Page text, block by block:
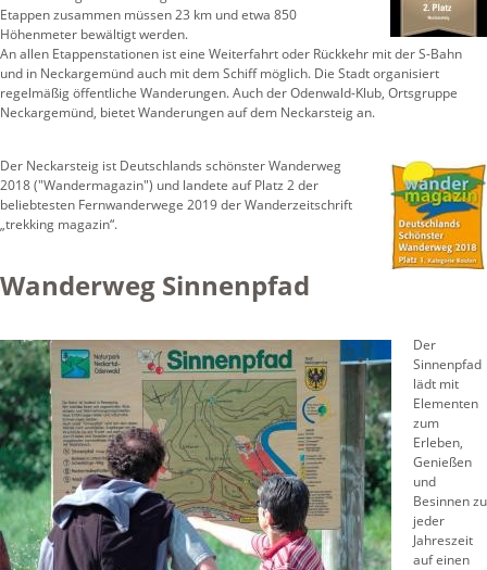
Etappen zusammen müssen 23 km und etwa 850
Höhenmeter bewältigt werden.
An allen Etappenstationen ist eine Weiterfahrt oder Rückkehr mit der S-Bahn
und in Neckargemünd auch mit dem Schiff möglich. Die Stadt organisiert
regelmäßig öffentliche Wanderungen. Auch der Odenwald-Klub, Ortsgruppe
Neckargemünd, bietet Wanderungen auf dem Neckarsteig an.
Der Neckarsteig ist Deutschlands schönster Wanderweg
2018 ("Wandermagazin") und landete auf Platz 2 der
beliebtesten Fernwanderwege 2019 der Wanderzeitschrift
„trekking magazin“.
Wanderweg Sinnenpfad
Der
Sinnenpfad
lädt mit
Elementen
zum
Erleben,
Genießen
und
Besinnen zu
jeder
Jahreszeit
auf einen